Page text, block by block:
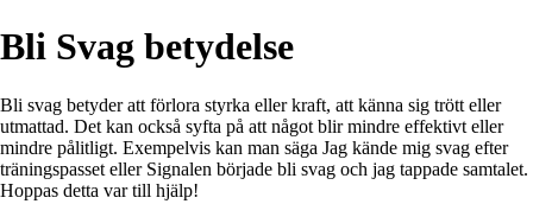
Bli Svag betydelse
Bli svag betyder att förlora styrka eller kraft, att känna sig trött eller
utmattad. Det kan också syfta på att något blir mindre effektivt eller
mindre pålitligt. Exempelvis kan man säga Jag kände mig svag efter
träningspasset eller Signalen började bli svag och jag tappade samtalet.
Hoppas detta var till hjälp!